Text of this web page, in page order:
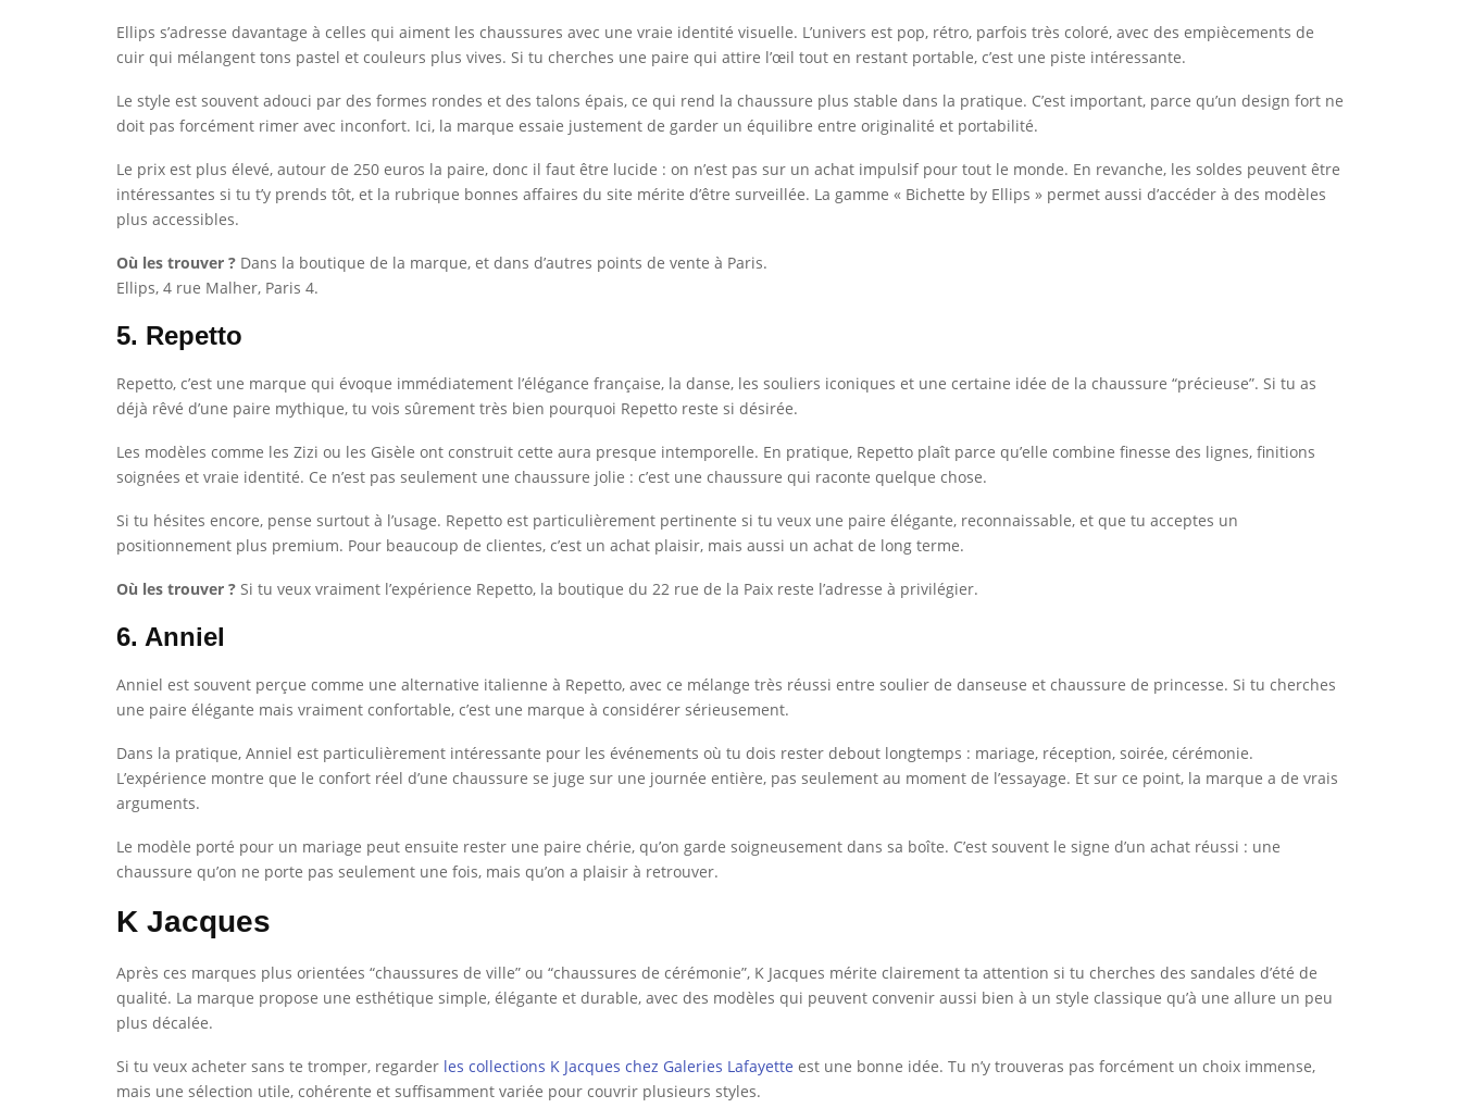
Ellips s’adresse davantage à celles qui aiment les chaussures avec une vraie identité visuelle. L’univers est pop, rétro, parfois très coloré, avec des empiècements de
cuir qui mélangent tons pastel et couleurs plus vives. Si tu cherches une paire qui attire l’œil tout en restant portable, c’est une piste intéressante.
Le style est souvent adouci par des formes rondes et des talons épais, ce qui rend la chaussure plus stable dans la pratique. C’est important, parce qu’un design fort ne
doit pas forcément rimer avec inconfort. Ici, la marque essaie justement de garder un équilibre entre originalité et portabilité.
Le prix est plus élevé, autour de 250 euros la paire, donc il faut être lucide : on n’est pas sur un achat impulsif pour tout le monde. En revanche, les soldes peuvent être
intéressantes si tu t’y prends tôt, et la rubrique bonnes affaires du site mérite d’être surveillée. La gamme « Bichette by Ellips » permet aussi d’accéder à des modèles
plus accessibles.
Où les trouver ? Dans la boutique de la marque, et dans d’autres points de vente à Paris.
Ellips, 4 rue Malher, Paris 4.
5. Repetto
Repetto, c’est une marque qui évoque immédiatement l’élégance française, la danse, les souliers iconiques et une certaine idée de la chaussure “précieuse”. Si tu as
déjà rêvé d’une paire mythique, tu vois sûrement très bien pourquoi Repetto reste si désirée.
Les modèles comme les Zizi ou les Gisèle ont construit cette aura presque intemporelle. En pratique, Repetto plaît parce qu’elle combine finesse des lignes, finitions
soignées et vraie identité. Ce n’est pas seulement une chaussure jolie : c’est une chaussure qui raconte quelque chose.
Si tu hésites encore, pense surtout à l’usage. Repetto est particulièrement pertinente si tu veux une paire élégante, reconnaissable, et que tu acceptes un
positionnement plus premium. Pour beaucoup de clientes, c’est un achat plaisir, mais aussi un achat de long terme.
Où les trouver ? Si tu veux vraiment l’expérience Repetto, la boutique du 22 rue de la Paix reste l’adresse à privilégier.
6. Anniel
Anniel est souvent perçue comme une alternative italienne à Repetto, avec ce mélange très réussi entre soulier de danseuse et chaussure de princesse. Si tu cherches
une paire élégante mais vraiment confortable, c’est une marque à considérer sérieusement.
Dans la pratique, Anniel est particulièrement intéressante pour les événements où tu dois rester debout longtemps : mariage, réception, soirée, cérémonie.
L’expérience montre que le confort réel d’une chaussure se juge sur une journée entière, pas seulement au moment de l’essayage. Et sur ce point, la marque a de vrais
arguments.
Le modèle porté pour un mariage peut ensuite rester une paire chérie, qu’on garde soigneusement dans sa boîte. C’est souvent le signe d’un achat réussi : une
chaussure qu’on ne porte pas seulement une fois, mais qu’on a plaisir à retrouver.
K Jacques
Après ces marques plus orientées “chaussures de ville” ou “chaussures de cérémonie”, K Jacques mérite clairement ta attention si tu cherches des sandales d’été de
qualité. La marque propose une esthétique simple, élégante et durable, avec des modèles qui peuvent convenir aussi bien à un style classique qu’à une allure un peu
plus décalée.
Si tu veux acheter sans te tromper, regarder les collections K Jacques chez Galeries Lafayette est une bonne idée. Tu n’y trouveras pas forcément un choix immense,
mais une sélection utile, cohérente et suffisamment variée pour couvrir plusieurs styles.